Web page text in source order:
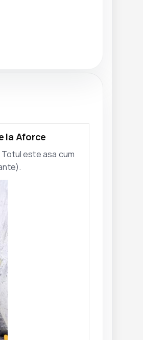
la Aforce
este asa cum